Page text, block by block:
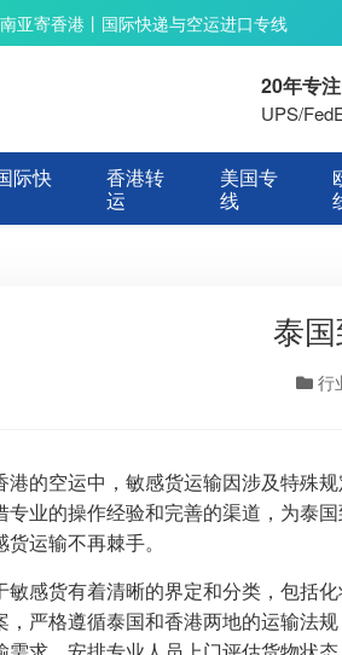
亚寄香港丨国际快递与空运进口专线
20年专
UPS/
际快
香港转
运
美国专
线
泰
行
港的空运中，敏感货运输因涉及特殊
专业的操作经验和完善的渠道，为泰
运输不再棘手。
敏感货有着清晰的界定和分类，包括
，严格遵循泰国和香港两地的运输法